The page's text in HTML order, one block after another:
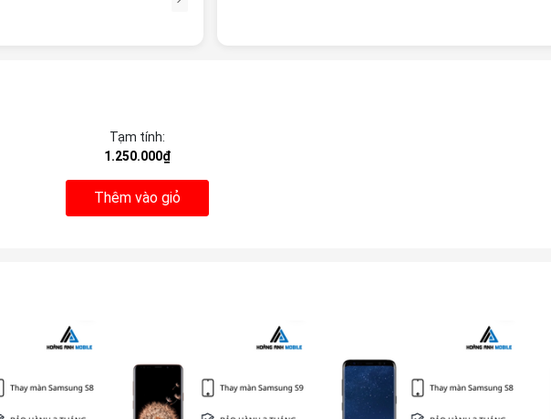
Tạm tính:
1.250.000₫
Thêm vào giỏ